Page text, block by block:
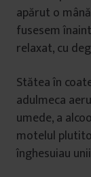
apărut o
fusesem
relaxat, cu
Stătea în
adulmeca
umede, a
motelul
înghesuiau